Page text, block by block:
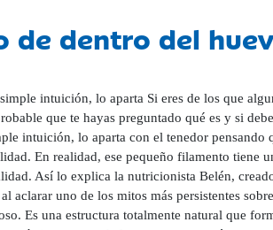
de dentro del
intuición, lo aparta Si eres de los que
que te hayas preguntado qué es y si
intuición, lo aparta con el tenedor pensando
En realidad, ese pequeño filamento tiene
Así lo explica la nutricionista Belén,
aclarar uno de los mitos más persistentes
Es una estructura totalmente natural que